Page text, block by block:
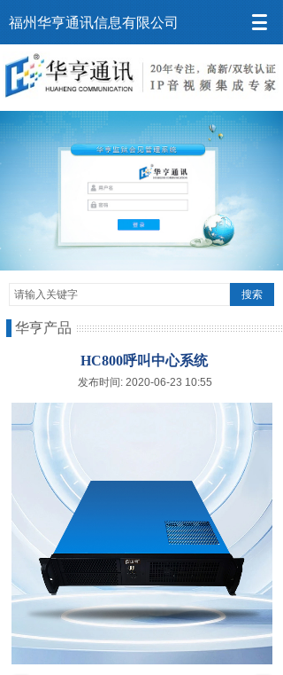
福州华亨通讯信息有限公司
搜索
华亨产品
HC800呼叫中心系统
发布时间: 2020-06-23 10:55